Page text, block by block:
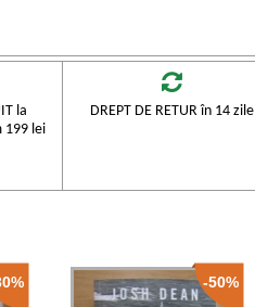
la
199 lei
DREPT DE RETUR în 14 zile
-50%